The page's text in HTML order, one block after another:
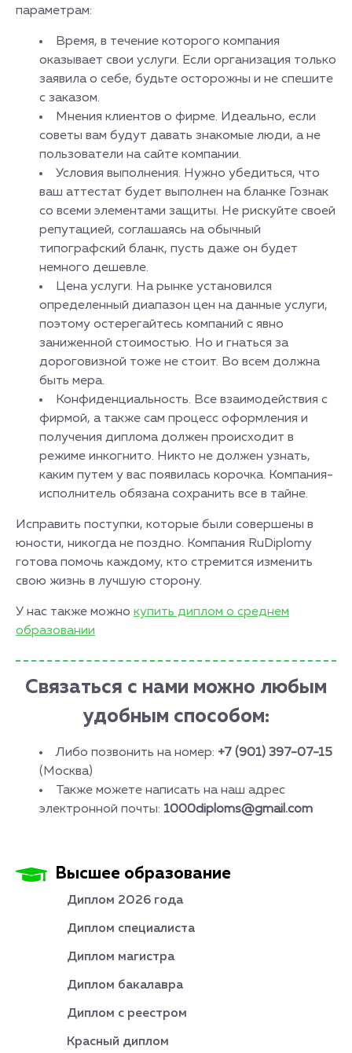
параметрам:
Время, в течение которого компания
оказывает свои услуги. Если организация только
заявила о себе, будьте осторожны и не спешите
с заказом.
Мнения клиентов о фирме. Идеально, если
советы вам будут давать знакомые люди, а не
пользователи на сайте компании.
Условия выполнения. Нужно убедиться, что
ваш аттестат будет выполнен на бланке Гознак
со всеми элементами защиты. Не рискуйте своей
репутацией, соглашаясь на обычный
типографский бланк, пусть даже он будет
немного дешевле.
Цена услуги. На рынке установился
определенный диапазон цен на данные услуги,
поэтому остерегайтесь компаний с явно
заниженной стоимостью. Но и гнаться за
дороговизной тоже не стоит. Во всем должна
быть мера.
Конфиденциальность. Все взаимодействия с
фирмой, а также сам процесс оформления и
получения диплома должен происходит в
режиме инкогнито. Никто не должен узнать,
каким путем у вас появилась корочка. Компания-
исполнитель обязана сохранить все в тайне.
Исправить поступки, которые были совершены в
юности, никогда не поздно. Компания RuDiplomy
готова помочь каждому, кто стремится изменить
свою жизнь в лучшую сторону.
У нас также можно купить диплом о среднем
образовании
Связаться с нами можно любым
удобным способом:
Либо позвонить на номер: +7 (901) 397-07-15
(Москва)
Также можете написать на наш адрес
электронной почты: 1000diploms@gmail.com
Высшее образование
Диплом 2026 года
Диплом специалиста
Диплом магистра
Диплом бакалавра
Диплом с реестром
Красный диплом